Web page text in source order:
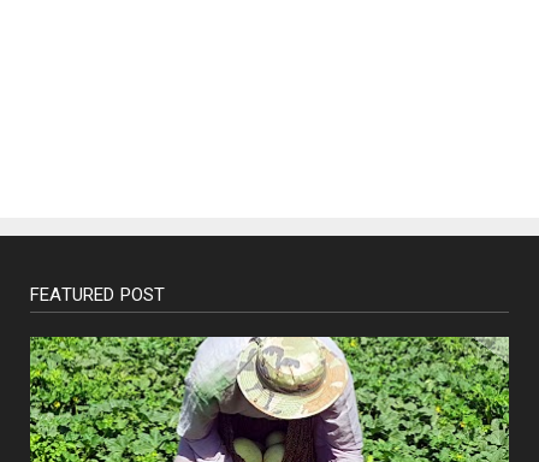
FEATURED POST